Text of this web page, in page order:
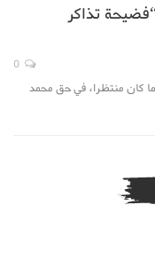
تذاكر
كان منتظرا، في حق محمد